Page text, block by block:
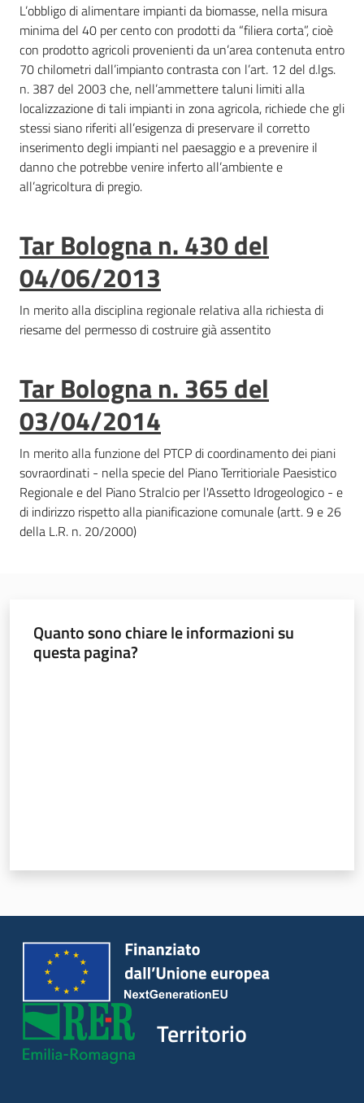
L’obbligo di alimentare impianti da biomasse, nella misura
minima del 40 per cento con prodotti da “filiera corta”, cioè
con prodotto agricoli provenienti da un’area contenuta entro
70 chilometri dall’impianto contrasta con l’art. 12 del d.lgs.
n. 387 del 2003 che, nell’ammettere taluni limiti alla
localizzazione di tali impianti in zona agricola, richiede che gli
stessi siano riferiti all’esigenza di preservare il corretto
inserimento degli impianti nel paesaggio e a prevenire il
danno che potrebbe venire inferto all’ambiente e
all’agricoltura di pregio.
Tar Bologna n. 430 del
04/06/2013
In merito alla disciplina regionale relativa alla richiesta di
riesame del permesso di costruire già assentito
Tar Bologna n. 365 del
03/04/2014
In merito alla funzione del PTCP di coordinamento dei piani
sovraordinati - nella specie del Piano Territioriale Paesistico
Regionale e del Piano Stralcio per l'Assetto Idrogeologico - e
di indirizzo rispetto alla pianificazione comunale (artt. 9 e 26
della L.R. n. 20/2000)
Quanto sono chiare le informazioni su
questa pagina?
Territorio